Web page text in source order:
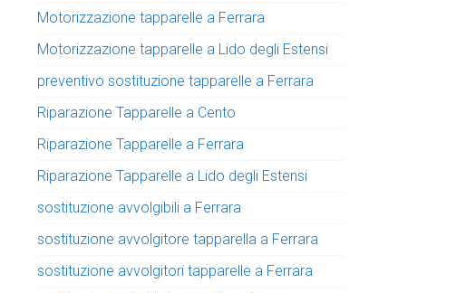
Motorizzazione tapparelle a Ferrara
Motorizzazione tapparelle a Lido degli Estensi
preventivo sostituzione tapparelle a Ferrara
Riparazione Tapparelle a Cento
Riparazione Tapparelle a Ferrara
Riparazione Tapparelle a Lido degli Estensi
sostituzione avvolgibili a Ferrara
sostituzione avvolgitore tapparella a Ferrara
sostituzione avvolgitori tapparelle a Ferrara